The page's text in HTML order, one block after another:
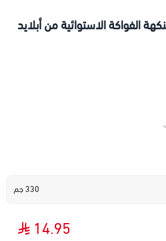
الفواكة الاستوائية من أبلايد
330 جم
14.95